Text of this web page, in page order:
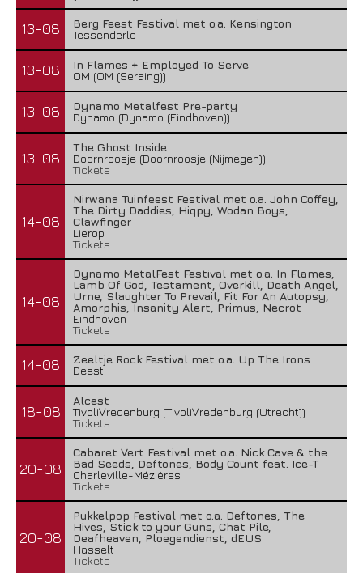
13-08
Berg Feest Festival met o.a. Kensington
Tessenderlo
13-08
In Flames + Employed To Serve
OM (OM (Seraing))
13-08
Dynamo Metalfest Pre-party
Dynamo (Dynamo (Eindhoven))
13-08
The Ghost Inside
Doornroosje (Doornroosje (Nijmegen))
Tickets
14-08
Nirwana Tuinfeest Festival met o.a. John Coffey,
The Dirty Daddies, Hiqpy, Wodan Boys,
Clawfinger
Lierop
Tickets
14-08
Dynamo MetalFest Festival met o.a. In Flames,
Lamb Of God, Testament, Overkill, Death Angel,
Urne, Slaughter To Prevail, Fit For An Autopsy,
Amorphis, Insanity Alert, Primus, Necrot
Eindhoven
Tickets
14-08
Zeeltje Rock Festival met o.a. Up The Irons
Deest
18-08
Alcest
TivoliVredenburg (TivoliVredenburg (Utrecht))
Tickets
20-08
Cabaret Vert Festival met o.a. Nick Cave & the
Bad Seeds, Deftones, Body Count feat. Ice-T
Charleville-Mézières
Tickets
20-08
Pukkelpop Festival met o.a. Deftones, The
Hives, Stick to your Guns, Chat Pile,
Deafheaven, Ploegendienst, dEUS
Hasselt
Tickets